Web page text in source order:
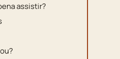
assistir?